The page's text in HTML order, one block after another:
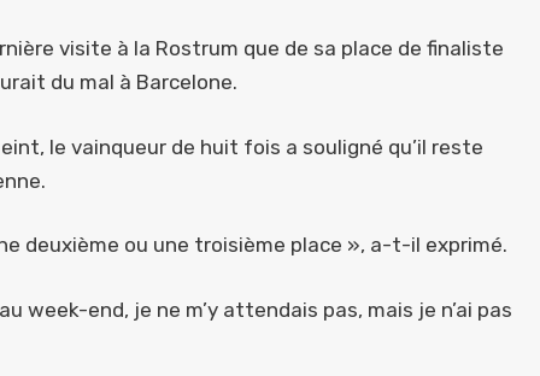
visite à la Rostrum que de sa place de finaliste
du mal à Barcelone.
le vainqueur de huit fois a souligné qu’il reste
deuxième ou une troisième place », a-t-il exprimé.
week-end, je ne m’y attendais pas, mais je n’ai pas